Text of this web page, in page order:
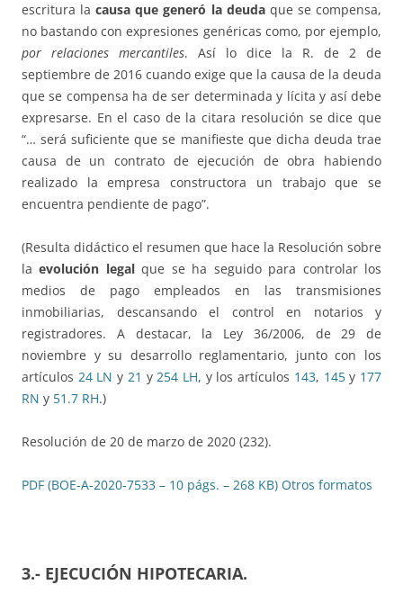
escritura lacausa que generó la deudaque se compensa,
no bastando con expresiones genéricas como, por ejemplo,
por relaciones mercantiles. Así lo dice la R. de 2 de
septiembre de 2016 cuando exige que la causa de la deuda
que se compensa ha de ser determinada y lícita y así debe
expresarse. En el caso de la citara resolución se dice que
“… será suficiente que se manifieste que dicha deuda trae
causa de un contrato de ejecución de obra habiendo
realizado la empresa constructora un trabajo que se
encuentra pendiente de pago”.
(Resulta didáctico el resumen que hace la Resolución sobre
laevolución legalque se ha seguido para controlar los
medios de pago empleados en las transmisiones
inmobiliarias, descansando el control en notarios y
registradores. A destacar, la Ley 36/2006, de 29 de
noviembre y su desarrollo reglamentario, junto con los
artículos 24 LN y 21 y254 LH, y los artículos 143, 145y 177
RN y 51.7 RH.)
Resolución de 20 de marzo de 2020 (232).
PDF (BOE-A-2020-7533 – 10 págs. – 268 KB) Otros formatos
3.- EJECUCIÓN HIPOTECARIA.